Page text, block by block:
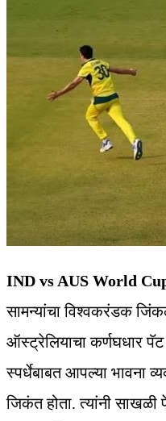
IND vs AUS World
सामन्यांचा विश्‍वकरंडक
ऑस्ट्रेलियाचा कर्णघधार
स्पर्धेबाबत आपल्या भावना
जिकंत होता. त्यांनी